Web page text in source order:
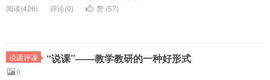
阅读(426) 评论(0) 赞 (57)
说课评课 “说课”――教学教研的一种好形式
0